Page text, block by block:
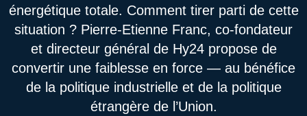
énergétique totale. Comment tirer parti de cette
situation ? Pierre-Etienne Franc, co-fondateur
et directeur général de Hy24 propose de
convertir une faiblesse en force — au bénéfice
de la politique industrielle et de la politique
étrangère de l’Union.